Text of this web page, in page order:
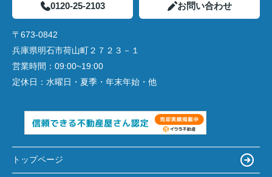
0120-25-2103 お問い合わせ
〒673-0842
兵庫県明石市荷山町２７２３－１
営業時間： 09:00~19:00
定休日： 水曜日・夏季・年末年始・他
トップページ